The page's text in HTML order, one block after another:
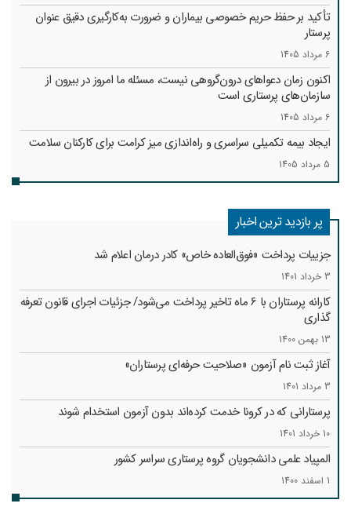
تأکید بر حفظ حریم خصوصی بیماران و ضرورت به‌کارگیری دقیق عنوان
پرستار
6 مرداد 1405
اکنون زمان دعواهای درون‌گروهی نیست، مسئله ما امروز در بیرون از
سازمان‌های پرستاری است
6 مرداد 1405
ایجاد بیمه تکمیلی سراسری و راه‌اندازی میز کرامت برای کارکنان سلامت
5 مرداد 1405
پر بازدید ترین اخبار
جزییات پرداخت «فوق‌العاده خاص» کادر درمان اعلام شد
3 خرداد 1401
کارانه‌ پرستاران با 6 ماه تاخیر پرداخت می‌شود/ جزئیات اجرای قانون تعرفه
گذاری
13 بهمن 1400
آغاز ثبت نام آزمون «صلاحیت حرفه‌ای پرستاران»
3 مرداد 1401
پرستارانی که در کرونا خدمت کرد‌ه‌اند بدون آزمون استخدام شوند
10 خرداد 1401
المپیاد علمی دانشجویان گروه پرستاری سراسر کشور
1 اسفند 1400